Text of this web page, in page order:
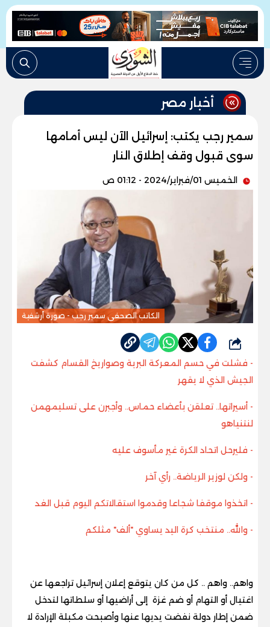
أخبار مصر
سمير رجب يكتب: إسرائيل الآن ليس أمامها
سوى قبول وقف إطلاق النار
الخميس 01/فبراير/2024 - 01:12 ص
الكاتب الصحفى سمير رجب - صورة أرشفية
شارك
- فشلت في حسم المعركة البرية وصواريخ القسام كشفت
الجيش الذي لا يقهر
- أسيراتها.. تعلقن بأعضاء حماس.. وأجبرن على تسليمهمن
لنتنياهو
- فليرحل اتحاد الكرة غير مأسوف عليه
- ولكن لوزير الرياضة.. رأي آخر
- اتخذوا موقفا شجاعا وقدموا استقالاتكم اليوم قبل الغد
- والله.. منتخب كرة اليد يساوي "ألف" مثلكم
واهم.. واهم .. كل من كان يتوقع إعلان إسرائيل تراجعها عن
اغتيال أو التهام أو ضم غزة إلى أراضيها أو سلطاتها لتدخل
ضمن إطار دولة نفضت يديها عنها وأصبحت مكبلة الإرادة لا